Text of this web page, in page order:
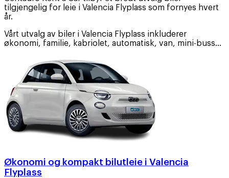
tilgjengelig for leie i Valencia Flyplass som fornyes hvert
år.
Vårt utvalg av biler i Valencia Flyplass inkluderer
økonomi, familie, kabriolet, automatisk, van, mini-buss…
Økonomi og kompakt bilutleie i Valencia
Flyplass